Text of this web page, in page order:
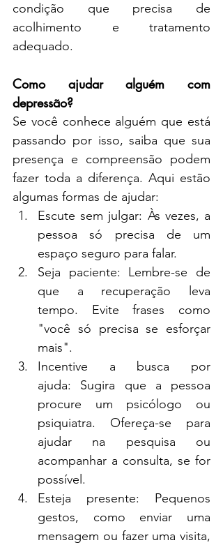
condição que precisa de
acolhimento e tratamento
adequado.
Como ajudar alguém com
depressão?
Se você conhece alguém que está
passando por isso, saiba que sua
presença e compreensão podem
fazer toda a diferença. Aqui estão
algumas formas de ajudar:
Escute sem julgar: Às vezes, a
pessoa só precisa de um
espaço seguro para falar.
Seja paciente: Lembre-se de
que a recuperação leva
tempo. Evite frases como
"você só precisa se esforçar
mais".
Incentive a busca por
ajuda: Sugira que a pessoa
procure um psicólogo ou
psiquiatra. Ofereça-se para
ajudar na pesquisa ou
acompanhar a consulta, se for
possível.
Esteja presente: Pequenos
gestos, como enviar uma
mensagem ou fazer uma visita,